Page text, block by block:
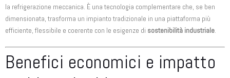
la refrigerazione meccanica. È una tecnologia complementare che, se ben
dimensionata, trasforma un impianto tradizionale in una piattaforma più
efficiente, flessibile e coerente con le esigenze di sostenibilità industriale.
Benefici economici e impatto